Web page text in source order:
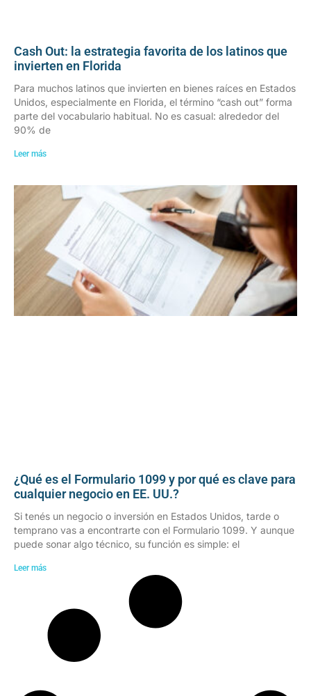
Cash Out: la estrategia favorita de los latinos que
invierten en Florida
Para muchos latinos que invierten en bienes raíces en Estados
Unidos, especialmente en Florida, el término “cash out” forma
parte del vocabulario habitual. No es casual: alrededor del
90% de
Leer más
¿Qué es el Formulario 1099 y por qué es clave para
cualquier negocio en EE. UU.?
Si tenés un negocio o inversión en Estados Unidos, tarde o
temprano vas a encontrarte con el Formulario 1099. Y aunque
puede sonar algo técnico, su función es simple: el
Leer más